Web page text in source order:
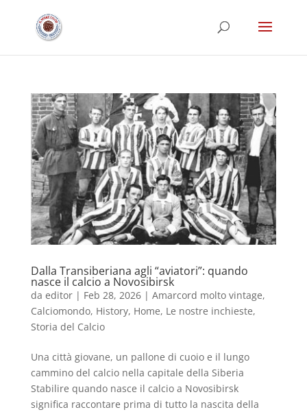
Dalla Transiberiana agli “aviatori”: quando
nasce il calcio a Novosibirsk
da editor| Feb 28, 2026| Amarcord molto vintage,
Calciomondo, History, Home, Le nostre inchieste,
Storia del Calcio
Una città giovane, un pallone di cuoio e il lungo
cammino del calcio nella capitale della Siberia
Stabilire quando nasce il calcio a Novosibirsk
significa raccontare prima di tutto la nascita della